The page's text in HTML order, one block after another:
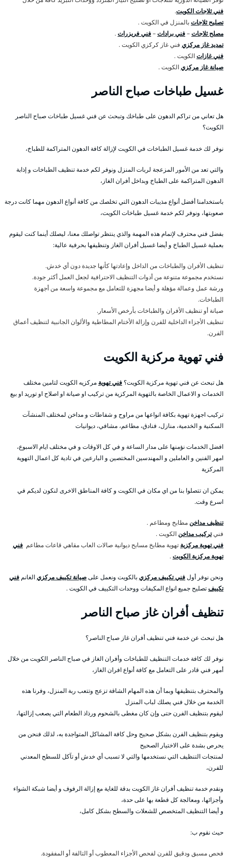
فني ثلاجات الكويت.
تصليح ثلاجاتبالمنزل في الكويت .
مصلح ثلاجات–فني برادات–فني فريزرات.
تمديد غاز مركزي فني غاز كركزي الكويت .
فني غازاتالكويت .
صيانة غاز مركزيالكويت .
غسيل طباخات صباح الناصر
هل تعاني من تراكم الدهون على طباخك وتبحث عن فني غسيل طباخات صباح الناصر
الكويت؟
نوفر لك خدمة غسيل الطباخات في الكويت لإزالة كافة الدهون المتراكمة للطباخ،
والتي تعد من الأمور المزعجة لربات المنزل ونوفر لكم خدمة تنظيف الطباخات و إذابة
الدهون المتراكمة على الطباخ وبداخل أفران الغاز،
باستخدامنا أفضل أنواع مذيبات الدهون التي تخلصك من كافة أنواع الدهون مهما كانت درجة
صعوبتها، ونوفر لكم خدمة غسيل طباخات الكويت،
بفضل فني محترف لإتمام هذه المهمة والذي ينتظر تواصلك معنا، ليصلك أينما كنت ليقوم
بعملية غسيل الطباخ و أيضا غسيل أفران الغاز وتنظيفها بحرفية عالية:
تنظيف الأفران والطباخات من الداخل وإعادتها كأنها جديدة دون أي خدش.
نستخدم مجموعة متنوعة من أدوات التنظيف الاحترافية لجعل العمل أكثر جودة.
ورشة عمل وعمالة مؤهلة و أيضا مجهزة للتعامل مع مجموعة واسعة من أجهزة
الطباخات.
صيانة أو تنظيف الأفران والطباخات بأرخص الأسعار.
تنظيف الأجزاء الداخلية للفرن وإزالة الأختام المطاطية والألوان الجانبية لتنظيف أعماق
الفرن.
فني تهوية مركزية الكويت
هل تبحث عن فني تهوية مركزية الكويت؟ فني تهوية مركزيه الكويت لتامين مختلف
الخدمات و الاعمال الخاصة بالتهوية المركزية من تركيب او صيانة او اصلاح او توريد او بيع
تركيب اجهزة تهوية بكافة انواعها من مراوح و شفاطات و مداخن لمختلف المنشآت
السكنية و الخدمية، منازل، فنادق، مطاعم، مشافي، ديوانيات
افضل الخدمات نؤمنها على مدار الساعة و في كل الاوقات و في مختلف ايام الاسبوع،
امهر الفنين و العاملين و المهندسين المختصين و البارعين في تادية كل اعمال التهوية
المركزية
يمكن ان تتصلوا بنا من اي مكان في الكويت و كافة المناطق الاخرى لنكون لديكم في
اسرع وقت.
تنظيف مداخنمطابخ ومطاعم .
فنيتركيب مداخنالكويت .
فني تهوية مركزية تهوية مطابخ مسابح ديوانية صالات العاب مقاهي قاعات مطاعم فني
تهوية مركزية الكويت.
ونحن نوفر أولفني تكييف مركزيبالكويت ونعمل علىصيانة تكييف مركزيالغانم فني
تكييفتصليح جميع انواع المكيفات ووحدات التكييف في الكويت .
تنظيف أفران غاز صباح الناصر
هل تبحث عن خدمة فني تنظيف أفران غاز صباح الناصر؟
نوفر لك كافة خدمات التنظيف للطباخات وأفران الغاز في صباح الناصر الكويت من خلال
أمهر فني قادر على التعامل مع كافة أنواع افران الغاز،
والمحترف بتنظيفها وبما أن هذه المهام الشاقة تزعج وتتعب ربة المنزل، وفرنا هذه
الخدمة من خلال فني يصلك لباب المنزل
ليقوم بتنظيف الفرن حتى وإن كان مغطى بالشحوم ورذاذ الطعام التي يصعب إزالتها،
ويقوم بتنظيف الفرن بشكل صحيح وحل كافة المشاكل المتواجدة به، لذلك فنحن من
يحرص بشدة على الاختيار الصحيح
لمنتجات التنظيف التي نستخدمها والتي لا تسبب أي خدش أو تآكل للسطح المعدني
للفرن،
ونقدم خدمة تنظيف أفران غاز الكويت بدقة للغاية مع إزالة الرفوف و أيضا شبكة الشواء
وأجزائها، ومعالجة كل قطعة بها على حدة،
و أيضا التنظيف المتخصص للشعلات والسطح بشكل كامل،
حيث نقوم ب:
فحص مسبق ودقيق للفرن لفحص الأجزاء المعطوب أو التالفة أو المفقودة.